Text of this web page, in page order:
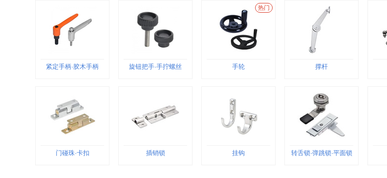
紧定手柄·胶木手柄 旋钮把手·手拧螺丝
热门
手轮 撑杆
门碰珠·卡扣 插销锁 挂钩 转舌锁·弹跳锁·平面锁